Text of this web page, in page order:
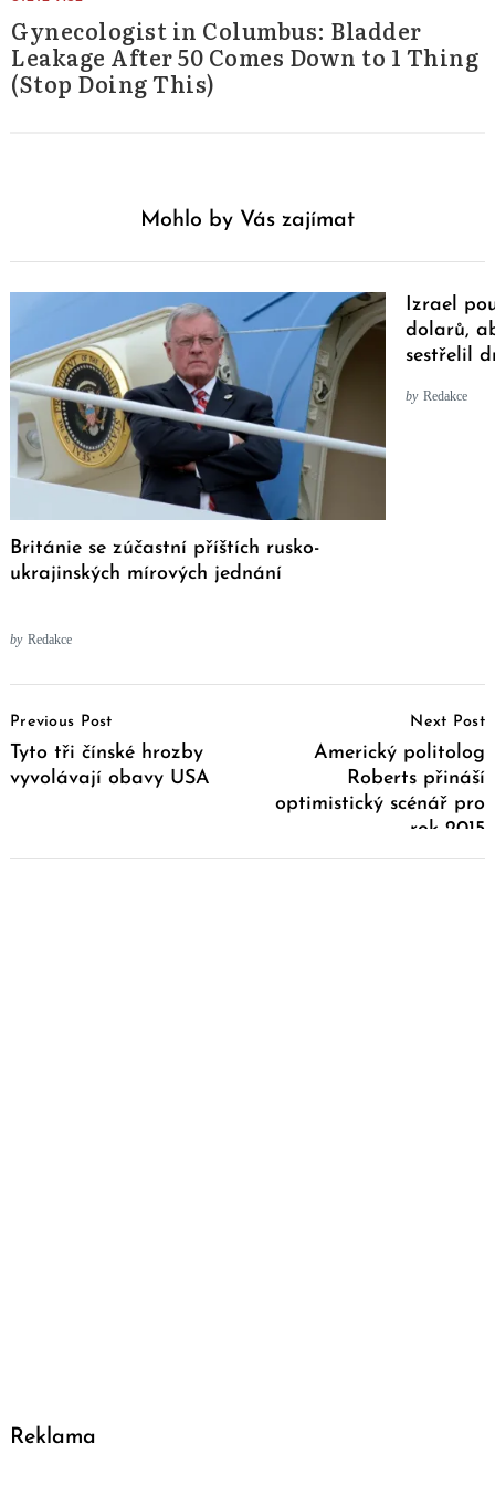
Gynecologist in Columbus: Bladder
Leakage After 50 Comes Down to 1 Thing
(Stop Doing This)
Mohlo by Vás zajímat
Británie se zúčastní příštích rusko-
ukrajinských mírových jednání
by Redakce
Izrael
dolarů,
sestřelil
by Redakce
Navigation
Previous Post
Tyto tři čínské hrozby
vyvolávají obavy USA
Next Post
Americký politolog
Roberts přináší
optimistický scénář pro
rok 2015
Reklama